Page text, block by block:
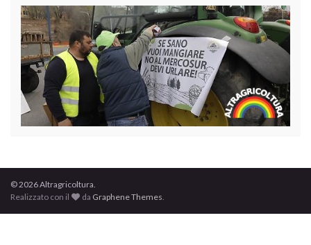
© 2026 Altragricoltura.
Realizzato con il
da Graphene Themes